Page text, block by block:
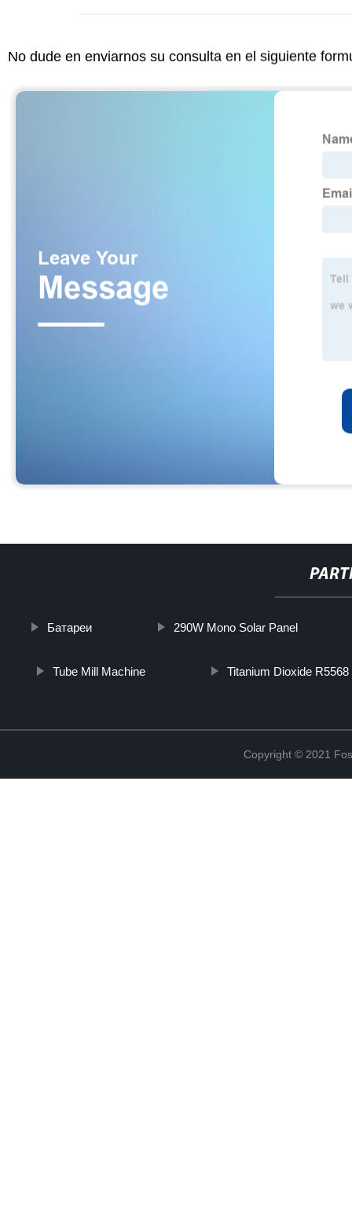
No dude en enviarnos su consulta en el siguiente
Батареи 290W Mono Solar Panel
Tube Mill Machine Titanium Dioxide R5568
Copyright © 2021